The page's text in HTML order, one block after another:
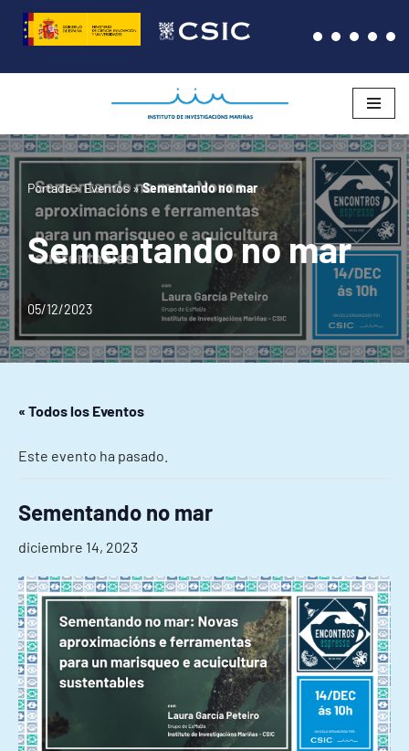
Saltar
al
Portada»Eventos»Sementando no mar
Sementando no mar
05/12/2023
« Todos los Eventos
Este evento ha pasado.
Sementando no mar
diciembre 14, 2023